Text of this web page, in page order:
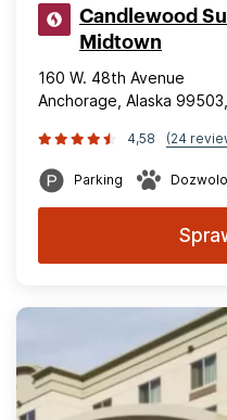
Candlewood
Midtown
160 W. 48th Avenue
Anchorage, Alaska
4,58 (24
Parking